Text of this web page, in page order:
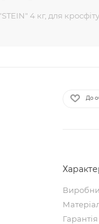
4 кг, для
До
Гарантія